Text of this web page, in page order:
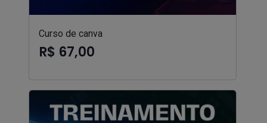
Curso de canva
R$ 67,00